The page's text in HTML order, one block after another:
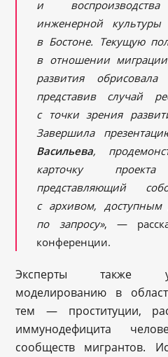
и воспроизводства
инженерной культуры
в Бостоне. Текущую
в отношении
развития обрисовала
представив случай
с точки зрения
Завершила
Васильева,
карточку
представляющий
с архивом, доступным
по запросу», —
конференции.
Эксперты также
моделированию в
тем — проституции,
иммунодефицита
сообществ мигрантов.